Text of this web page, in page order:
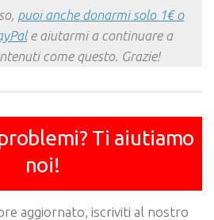
puoi anche donarmi solo 1€ o
e aiutarmi a continuare a
come questo. Grazie!
Ti aiutiamo
noi!
aggiornato, iscriviti al nostro